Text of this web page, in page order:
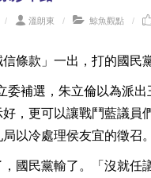
溫朗東 鯨魚觀點
條款」一出，打的國民
委補選，朱立倫以為派出
好，更可以讓戰鬥藍議員
以冷處理侯友宜的徵召。
，國民黨輸了。「沒就任